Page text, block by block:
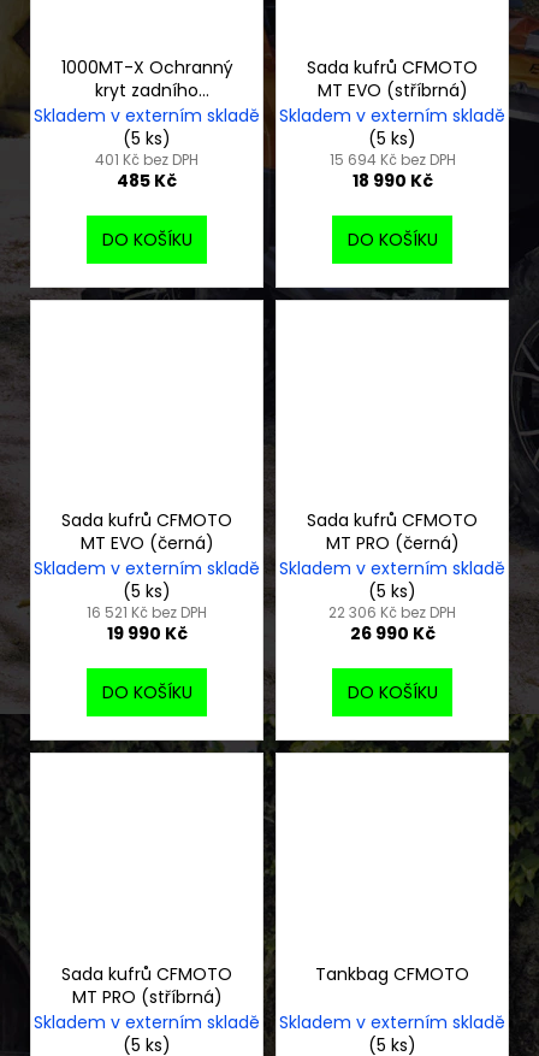
1000MT-X Ochranný
kryt zadního
brzdového třmenu
Skladem v externím skladě
(5 ks)
401 Kč bez DPH
485 Kč
DO KOŠÍKU
Sada kufrů CFMOTO
MT EVO (stříbrná)
Skladem v externím skladě
(5 ks)
15 694 Kč bez DPH
18 990 Kč
DO KOŠÍKU
Sada kufrů CFMOTO
MT EVO (černá)
Skladem v externím skladě
(5 ks)
16 521 Kč bez DPH
19 990 Kč
DO KOŠÍKU
Sada kufrů CFMOTO
MT PRO (černá)
Skladem v externím skladě
(5 ks)
22 306 Kč bez DPH
26 990 Kč
DO KOŠÍKU
Sada kufrů CFMOTO
MT PRO (stříbrná)
Skladem v externím skladě
(5 ks)
Tankbag CFMOTO
Skladem v externím skladě
(5 ks)